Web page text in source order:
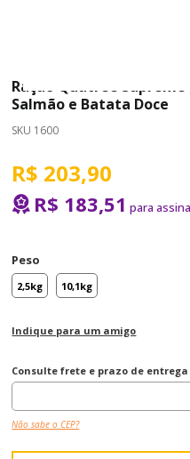
Ração Quatree
Salmão e Batata Doce
SKU 1600
R$ 203,90
R$ 183,51
Peso
2,5kg 10,1kg
Indique para um amigo
Consulte frete e prazo de entrega
Não sabe o CEP?